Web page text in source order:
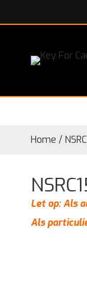
Home /
Let op: Als
Als